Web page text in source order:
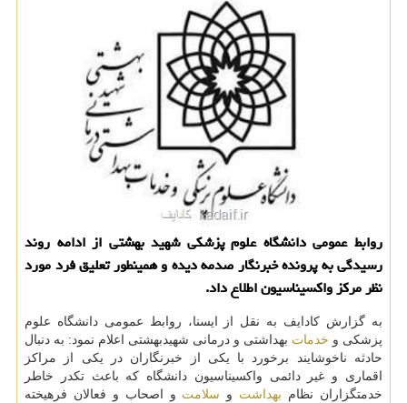
روابط عمومی دانشگاه علوم پزشکی شهید بهشتی از ادامه روند
رسیدگی به پرونده خبرنگار صدمه دیده و همینطور تعلیق فرد مورد
نظر مرکز واکسیناسیون اطلاع داد.
به گزارش کادایف به نقل از ایسنا، روابط عمومی دانشگاه علوم
پزشکی و خدمات بهداشتی و درمانی شهیدبهشتی اعلام نمود: به دنبال
حادثه ناخوشایند برخورد با یکی از خبرنگاران در یکی از مراکز
اقماری و غیر دائمی واکسیناسیون دانشگاه که باعث تکدر خاطر
خدمتگزاران نظام بهداشت و سلامت و اصحاب و فعالان فرهیخته